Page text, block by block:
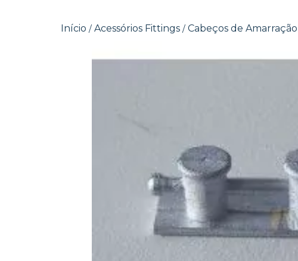
Início / Acessórios Fittings / Cabeços de Amarração